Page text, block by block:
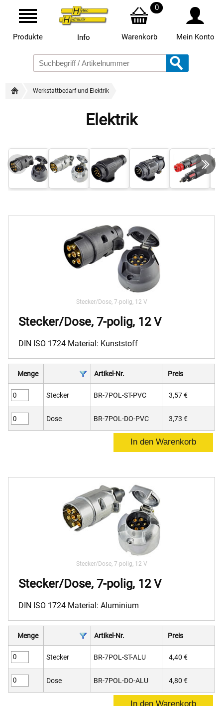
Produkte Info
0
Warenkorb Mein Konto
Werkstattbedarf und Elektrik
Elektrik
Stecker/Dose, 7-polig, 12 V
Stecker/Dose, 7-polig, 12 V
DIN ISO 1724 Material: Kunststoff
Menge Artikel-Nr. Preis
Stecker BR-7POL-ST-PVC 3,57 €
Dose BR-7POL-DO-PVC 3,73 €
Stecker/Dose, 7-polig, 12 V
Stecker/Dose, 7-polig, 12 V
DIN ISO 1724 Material: Aluminium
Menge Artikel-Nr. Preis
Stecker BR-7POL-ST-ALU 4,40 €
Dose BR-7POL-DO-ALU 4,80 €